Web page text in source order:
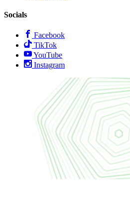
Socials
Facebook
TikTok
YouTube
Instagram